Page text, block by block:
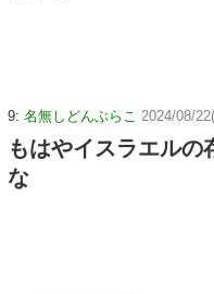
9: 名無しどんぶらこ 2024/08/
もはやイスラエルの
な